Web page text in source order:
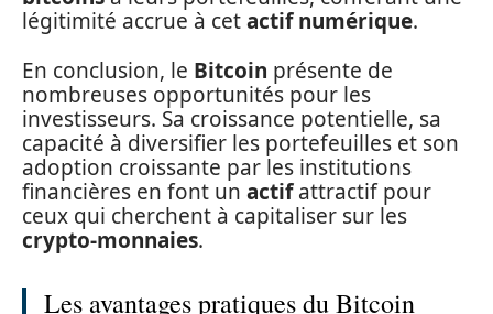
légitimité accrue à cetactif numérique.
En conclusion, le Bitcoin présente de
nombreuses opportunités pour les
investisseurs. Sa croissance potentielle, sa
capacité à diversifier les portefeuilles et son
adoption croissante par les institutions
financières en font un actifattractif pour
ceux qui cherchent à capitaliser sur les
crypto-monnaies.
Les avantages pratiques du Bitcoin